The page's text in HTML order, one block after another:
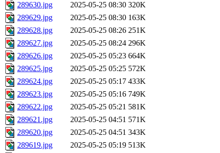
289630.jpg
2025-05-25 08:30 320K
289629.jpg
2025-05-25 08:30 163K
289628.jpg
2025-05-25 08:26 251K
289627.jpg
2025-05-25 08:24 296K
289626.jpg
2025-05-25 05:23 664K
289625.jpg
2025-05-25 05:25 572K
289624.jpg
2025-05-25 05:17 433K
289623.jpg
2025-05-25 05:16 749K
289622.jpg
2025-05-25 05:21 581K
289621.jpg
2025-05-25 04:51 571K
289620.jpg
2025-05-25 04:51 343K
289619.jpg
2025-05-25 05:19 513K